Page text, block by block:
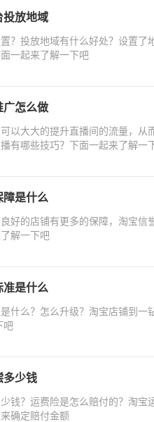
投放地域
？投放地域有什么好处？设置了
一起来了解一下吧
广怎么做
以大大的提升直播间的流量，从
有哪些技巧？下面一起来了解一
障是什么
好的店铺有更多的保障，淘宝信
解一下吧
准是什么
什么？怎么升级？淘宝店铺到一
吧
多少钱
钱？运费险是怎么赔付的？淘宝
确定赔付金额